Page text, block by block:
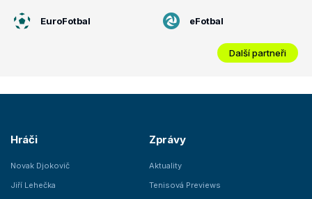
EuroFotbal eFotbal
Další partneři
Hráči
Novak Djokovič
Jiří Lehečka
Zprávy
Aktuality
Tenisová Previews